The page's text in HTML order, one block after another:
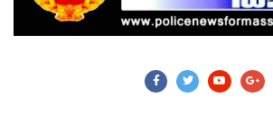
Police